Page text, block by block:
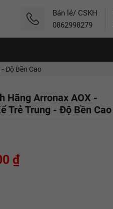
Bán lẻ/ CSKH
0862998279
Độ Bền Cao
Hãng Arronax AOX -
Trẻ Trung - Độ Bền Cao
₫